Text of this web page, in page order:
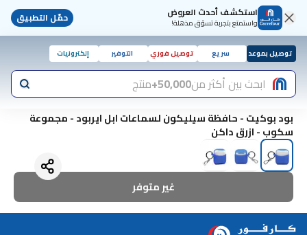
استكشف أحدث العروض
واستمتع بتجربة تسوّق مذهلة! حمّل التطبيق
توصيل بموعد سريع توصيل فوري التوفير إلكترونيات
ابحث بين أكثر من50,000+ منتج
بود بوكيت - حافظة سيليكون لسماعات ابل ايربود - مجموعة
سكوب - ازرق داكن
غير متوفر